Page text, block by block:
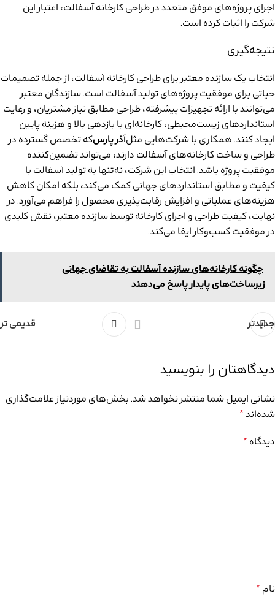
اجرای پروژه‌های موفق متعدد در طراحی کارخانه آسفالت، اعتبار این
شرکت را اثبات کرده است.
نتیجه‌گیری
انتخاب یک سازنده معتبر برای طراحی کارخانه آسفالت، از جمله تصمیمات
حیاتی برای موفقیت پروژه‌های تولید آسفالت است. سازندگان معتبر
می‌توانند با ارائه تجهیزات پیشرفته، طراحی مطابق نیاز مشتریان، و رعایت
استانداردهای زیست‌محیطی، کارخانه‌ای با بازدهی بالا و هزینه پایین
ایجاد کنند. همکاری با شرکت‌هایی مثلآذر پارسکه تخصص گسترده در
طراحی و ساخت کارخانه‌های آسفالت دارند، می‌تواند تضمین‌کننده
موفقیت پروژه باشد. انتخاب این شرکت، نه‌تنها به تولید آسفالت با
کیفیت و مطابق استانداردهای جهانی کمک می‌کند، بلکه امکان کاهش
هزینه‌های عملیاتی و افزایش رقابت‌پذیری محصول را فراهم می‌آورد. در
نهایت، کیفیت طراحی و اجرای کارخانه توسط سازنده معتبر، نقش کلیدی
در موفقیت کسب‌وکار ایفا می‌کند.
چگونه کارخانه‌های سازنده آسفالت به تقاضای جهانی
زیرساخت‌های پایدار پاسخ می‌دهند
جدیدتر قدیمی تر
دیدگاهتان را بنویسید
نشانی ایمیل شما منتشر نخواهد شد.بخش‌های موردنیاز علامت‌گذاری
شده‌اند*
دیدگاه *
نام *